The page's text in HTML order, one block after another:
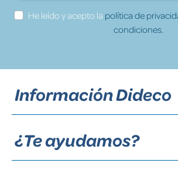
He leído y acepto la política de
condiciones.
Información Dideco
¿Te ayudamos?